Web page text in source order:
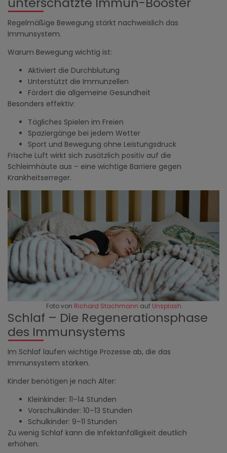
Regelmäßige Bewegung stärkt nachweislich das
Immunsystem.
Warum Bewegung wichtig ist:
Aktiviert die Durchblutung
Unterstützt die Immunzellen
Fördert die allgemeine Gesundheit
Besonders effektiv:
Tägliches Spielen im Freien
Spaziergänge bei jedem Wetter
Sport und Bewegung ohne Leistungsdruck
Frische Luft wirkt sich zusätzlich positiv auf die
Schleimhäute aus – eine wichtige Barriere gegen
Krankheitserreger.
Foto von Richard Stachmann auf Unsplash
Schlaf – Die Regenerationsphase
des Immunsystems
Im Schlaf laufen wichtige Prozesse ab, die das
Immunsystem stärken.
Kinder benötigen je nach Alter:
Kleinkinder: 11–14 Stunden
Vorschulkinder: 10–13 Stunden
Schulkinder: 9–11 Stunden
Zu wenig Schlaf kann die Infektanfälligkeit deutlich
erhöhen.